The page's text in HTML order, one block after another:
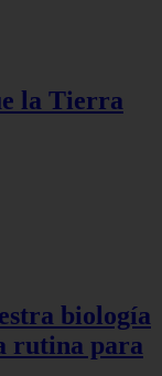
la Tierra
biología
rutina para